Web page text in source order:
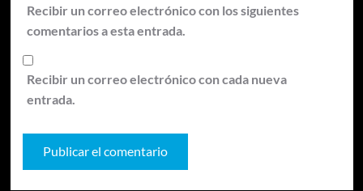
Recibir un correo electrónico con los siguientes
comentarios a esta entrada.
Recibir un correo electrónico con cada nueva
entrada.